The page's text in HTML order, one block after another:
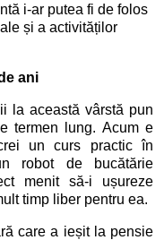
i-ar putea fi de folos
și a activităților
ani
la această vârstă pun
termen lung. Acum e
un curs practic în
robot de bucătărie
menit să-i ușureze
timp liber pentru ea.
care a ieșit la pensie